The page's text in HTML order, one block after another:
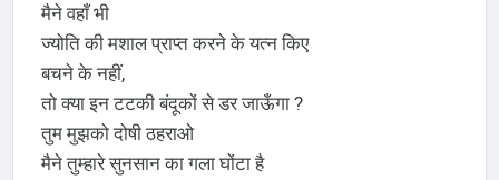
मैने वहाँ भी
ज्योति की मशाल प्राप्त करने के यत्न किए
बचने के नहीं,
तो क्या इन टटकी बंदूकों से डर जाऊँगा ?
तुम मुझको दोषी ठहराओ
मैने तुम्हारे सुनसान का गला घोंटा है